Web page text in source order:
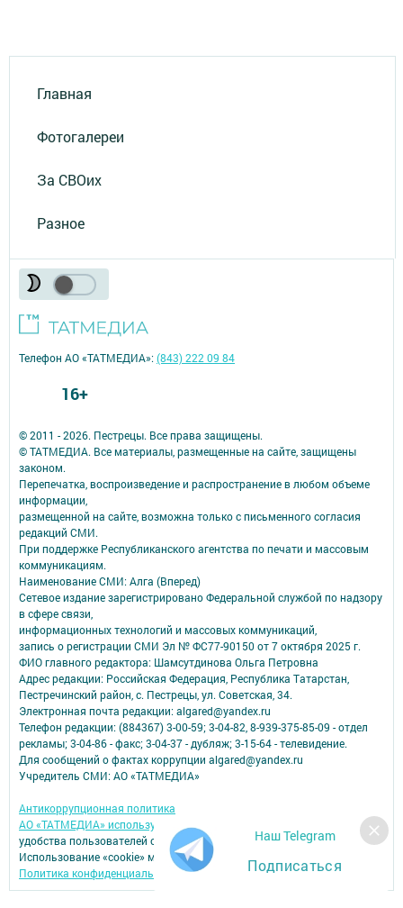
Главная
Фотогалереи
За СВОих
Разное
Наш Telegram
Подписаться
© 2011 - 2026. Пестрецы. Все права защищены.
© ТАТМЕДИА. Все материалы, размещенные на сайте, защищены
законом.
Перепечатка, воспроизведение и распространение в любом объеме
информации,
размещенной на сайте, возможна только с письменного согласия
редакций СМИ.
При поддержке Республиканского агентства по печати и массовым
коммуникациям.
Наименование СМИ: Алга (Вперед)
Сетевое издание зарегистрировано Федеральной службой по надзору
в сфере связи,
информационных технологий и массовых коммуникаций,
запись о регистрации СМИ Эл № ФС77-90150 от 7 октября 2025 г.
ФИО главного редактора: Шамсутдинова Ольга Петровна
Адрес редакции: Российская Федерация, Республика Татарстан,
Пестречинский район, с. Пестрецы, ул. Советская, 34.
Электронная почта редакции: algared@yandex.ru
Телефон редакции: (884367) 3-00-59; 3-04-82, 8-939-375-85-09 - отдел
рекламы; 3-04-86 - факс; 3-04-37 - дубляж; 3-15-64 - телевидение.
Для сообщений о фактах коррупции algared@yandex.ru
Учредитель СМИ: АО «ТАТМЕДИА»
Антикоррупционная политика
АО «ТАТМЕДИА» использует «cookie»
для персонализации сервисов и
удобства пользователей сайтом.
Использование «cookie» можно отменить в настройках браузера.
Политика конфиденциальности
Телефон АО «ТАТМЕДИА»:(843) 222 09 84
16+